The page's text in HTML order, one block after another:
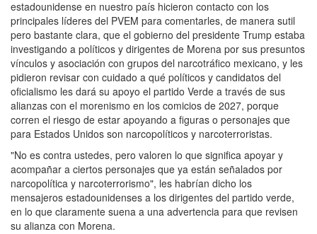
estadounidense en nuestro país hicieron contacto con los
principales líderes del PVEM para comentarles, de manera sutil
pero bastante clara, que el gobierno del presidente Trump estaba
investigando a políticos y dirigentes de Morena por sus presuntos
vínculos y asociación con grupos del narcotráfico mexicano, y les
pidieron revisar con cuidado a qué políticos y candidatos del
oficialismo les dará su apoyo el partido Verde a través de sus
alianzas con el morenismo en los comicios de 2027, porque
corren el riesgo de estar apoyando a figuras o personajes que
para Estados Unidos son narcopolíticos y narcoterroristas.
"No es contra ustedes, pero valoren lo que significa apoyar y
acompañar a ciertos personajes que ya están señalados por
narcopolítica y narcoterrorismo", les habrían dicho los
mensajeros estadounidenses a los dirigentes del partido verde,
en lo que claramente suena a una advertencia para que revisen
su alianza con Morena.